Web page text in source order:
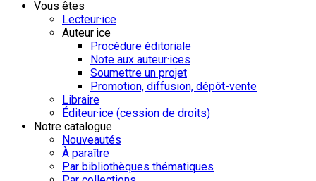
Vous êtes
Lecteur·ice
Auteur·ice
Procédure éditoriale
Note aux auteur·ices
Soumettre un projet
Promotion, diffusion, dépôt-vente
Libraire
Éditeur·ice (cession de droits)
Notre catalogue
Nouveautés
À paraître
Par bibliothèques thématiques